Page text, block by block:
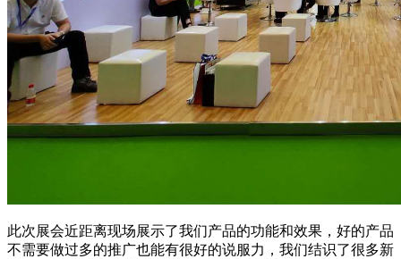
此次展会近距离现场展示了我们产品的功能和效果，好的产品
不需要做过多的推广也能有很好的说服力，我们结识了很多新